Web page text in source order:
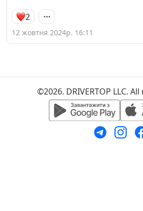
2
12 жовтня 2024р. 16:11
©2026. DRIVERTOP LLC.